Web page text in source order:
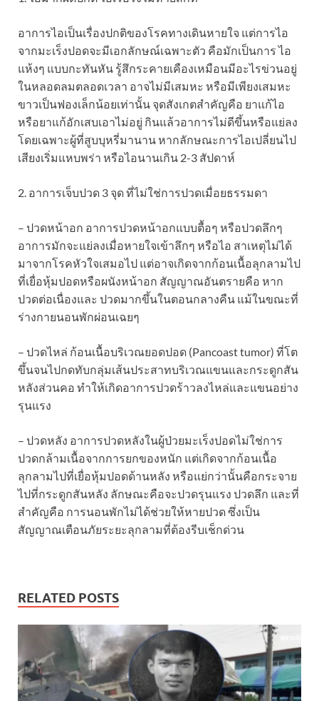
อาการไอเป็นเรื่องปกติของโรคทางเดินหายใจ แต่การไอ
จากมะเร็งปอดจะมีเอกลักษณ์เฉพาะตัว คือมักเป็นการ ไอ
แห้งๆ แบบกะทันหัน รู้สึกระคายเคืองเหมือนมีอะไรข่วนอยู่
ในหลอดลมตลอดเวลา อาจไม่มีเสมหะ หรือมีเพียงเสมหะ
ขาวเป็นฟองเล็กน้อยเท่านั้น จุดสังเกตสำคัญคือ ยาแก้ไอ
หรือยาแก้อักเสบเอาไม่อยู่ กินแล้วอาการไม่ดีขึ้นหรือแย่ลง
โดยเฉพาะผู้ที่สูบบุหรี่มานาน หากลักษณะการไอเปลี่ยนไป
เสียงเริ่มแหบพร่า หรือไอนานเกิน 2-3 สัปดาห์
2. อาการเจ็บปวด 3 จุด ที่ไม่ใช่การปวดเมื่อยธรรมดา
– ปวดหน้าอก อาการปวดหน้าอกแบบตื้อๆ หรือปวดลึกๆ
อาการมักจะแย่ลงเมื่อหายใจเข้าลึกๆ หรือไอ สาเหตุไม่ได้
มาจากโรคหัวใจเสมอไป แต่อาจเกิดจากก้อนเนื้อลุกลามไป
ที่เยื่อหุ้มปอดหรือผนังหน้าอก สัญญาณอันตรายคือ หาก
ปวดต่อเนื่องและ ปวดมากขึ้นในตอนกลางคืน แม้ในขณะที่
ร่างกายนอนพักผ่อนเฉยๆ
– ปวดไหล่ ก้อนเนื้อบริเวณยอดปอด (Pancoast tumor) ที่โต
ขึ้นจนไปกดทับกลุ่มเส้นประสาทบริเวณแขนและกระดูกสัน
หลังส่วนคอ ทำให้เกิดอาการปวดร้าวลงไหล่และแขนอย่าง
รุนแรง
– ปวดหลัง อาการปวดหลังในผู้ป่วยมะเร็งปอดไม่ใช่การ
ปวดกล้ามเนื้อจากการยกของหนัก แต่เกิดจากก้อนเนื้อ
ลุกลามไปที่เยื่อหุ้มปอดด้านหลัง หรือแย่กว่านั้นคือกระจาย
ไปที่กระดูกสันหลัง ลักษณะคือจะปวดรุนแรง ปวดลึก และที่
สำคัญคือ การนอนพักไม่ได้ช่วยให้หายปวด ซึ่งเป็น
สัญญาณเตือนภัยระยะลุกลามที่ต้องรีบเช็กด่วน
RELATED POSTS